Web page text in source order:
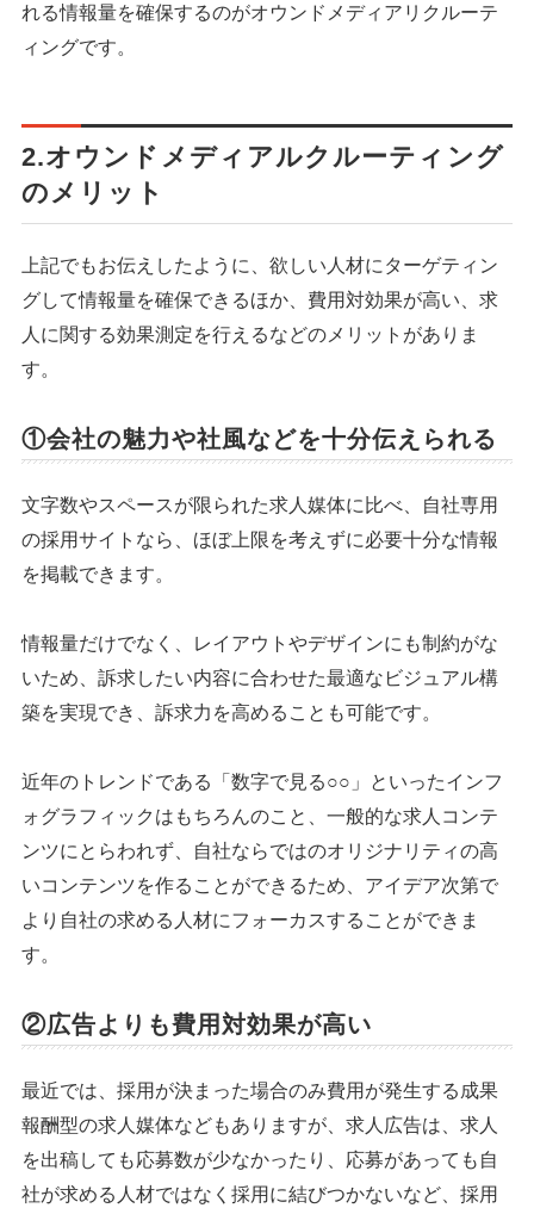
れる情報量を確保するのがオウンドメディアリクルーテ
ィングです。
2.オウンドメディアルクルーティング
のメリット
上記でもお伝えしたように、欲しい人材にターゲティン
グして情報量を確保できるほか、費用対効果が高い、求
人に関する効果測定を行えるなどのメリットがありま
す。
①会社の魅力や社風などを十分伝えられる
文字数やスペースが限られた求人媒体に比べ、自社専用
の採用サイトなら、ほぼ上限を考えずに必要十分な情報
を掲載できます。
情報量だけでなく、レイアウトやデザインにも制約がな
いため、訴求したい内容に合わせた最適なビジュアル構
築を実現でき、訴求力を高めることも可能です。
近年のトレンドである「数字で見る○○」といったインフ
ォグラフィックはもちろんのこと、一般的な求人コンテ
ンツにとらわれず、自社ならではのオリジナリティの高
いコンテンツを作ることができるため、アイデア次第で
より自社の求める人材にフォーカスすることができま
す。
②広告よりも費用対効果が高い
最近では、採用が決まった場合のみ費用が発生する成果
報酬型の求人媒体などもありますが、求人広告は、求人
を出稿しても応募数が少なかったり、応募があっても自
社が求める人材ではなく採用に結びつかないなど、採用